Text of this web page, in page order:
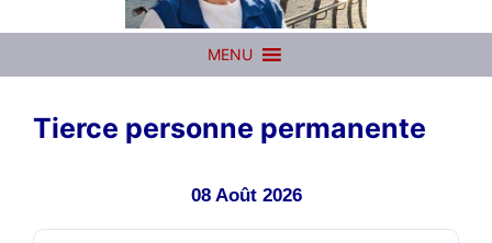
MENU
Tierce personne permanente
08 Août 2026